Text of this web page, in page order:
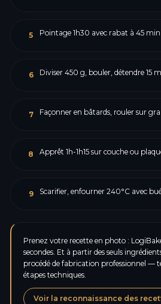
5 Pointage 1h30 avec rabat à 45 min.
6 Diviser 450 g, bouler, détendre 15
7 Façonner en bâtards, rouler sur
8 Apprêt 1h-1h15 sur couche ou
9 Scarifier, enfourner 240°C avec
Prenez votre recette en photo :
secondes. Et à partir des seuls
procédé de fabrication professionnel —
étapes techniques.
Voir la reconnaissance des